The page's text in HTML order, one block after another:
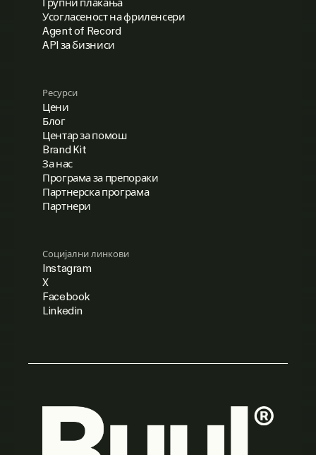
Усогласеност на фриленсери
Agent of Record
API за бизниси
Ресурси
Цени
Блог
Центар за помош
Brand Kit
За нас
Програма за препораки
Партнерска програма
Партнери
Социјални линкови
Instagram
X
Facebook
Linkedin